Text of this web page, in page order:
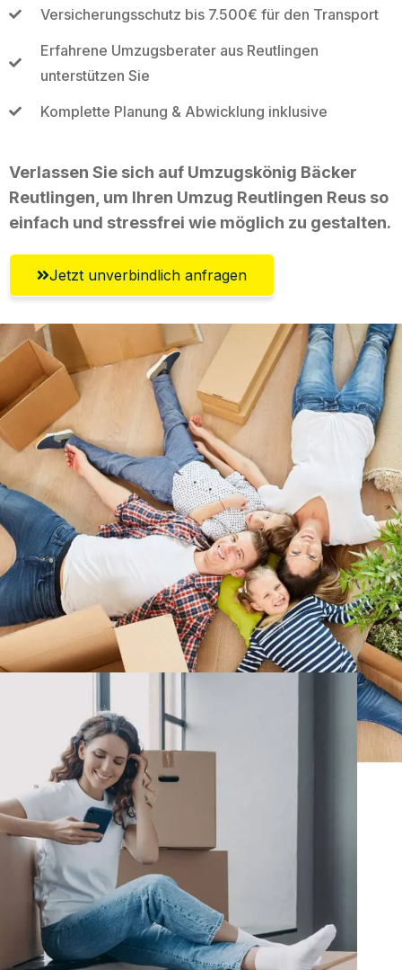
Versicherungsschutz bis 7.500€ für den Transport
Erfahrene Umzugsberater aus Reutlingen
unterstützen Sie
Komplette Planung & Abwicklung inklusive
Verlassen Sie sich auf Umzugskönig Bäcker
Reutlingen, um Ihren Umzug Reutlingen Reus so
einfach und stressfrei wie möglich zu gestalten.
Jetzt unverbindlich anfragen